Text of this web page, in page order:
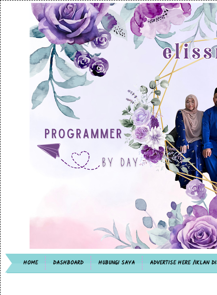
HOME DASHBOARD HUBUNGI SAYA ADVERTISE HERE /IKLAN